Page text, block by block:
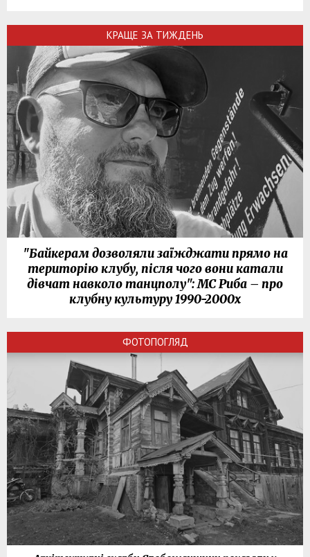
КРАЩЕ ЗА ТИЖДЕНЬ
"Байкерам дозволяли заїжджати прямо на
територію клубу, після чого вони катали
дівчат навколо танцполу": МС Риба – про
клубну культуру 1990-2000х
ФОТОПОГЛЯД